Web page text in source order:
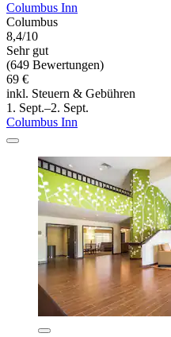
Columbus Inn
Columbus
8,4/10
Sehr gut
(649 Bewertungen)
69 €
inkl. Steuern & Gebühren
1. Sept.–2. Sept.
Columbus Inn